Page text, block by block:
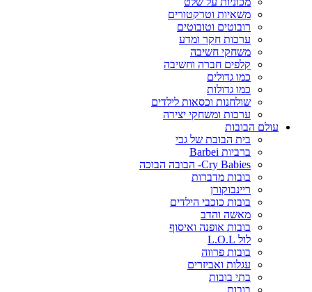
משאיות וטרקטורים
רובוטים וטובוטים
ערכות חקר ומדע
משחקי חשיבה
קלפים חברה וחשיבה
כמו גדולים
כמו גדולות
שולחנות וכסאות לילדים
ערכות ומשחקי יצירה
עולם הבובות
בית הבובת של גבי
ברביות Barbei
Cry Babies- הבובה הבוכה
בובות מדברות
ריינבוקורן
בובות כוכבי הילדים
מאשה והדב
בובות אופנה ואיסוף
לול L.O.L
בובות פרווה
עגלות ואביזרים
בתי בובות
בובות